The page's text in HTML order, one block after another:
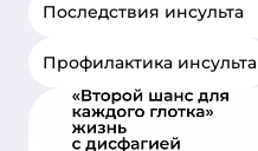
Последствия инсульта
Профилактика инсульта